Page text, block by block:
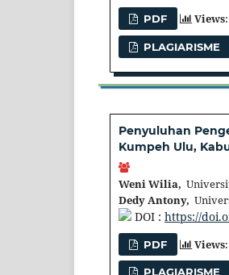
PDF Views
PLAGIARISME
Penyuluhan
Kumpeh Ulu,
Weni Wilia,
Dedy Antony,
DOI : https://
PDF Views
PLAGIARISME